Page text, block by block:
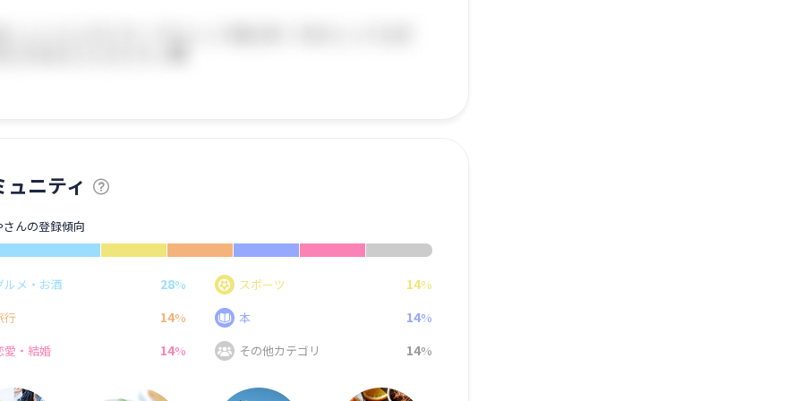
ュニティ
んの登録傾向
ルメ・お酒 28% スポーツ 14%
行
14% 本 14%
愛・結婚
14% その他カテゴリ 14%